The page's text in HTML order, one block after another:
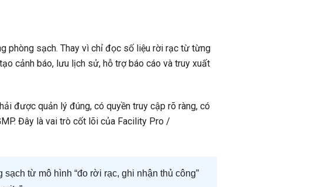
phòng sạch. Thay vì chỉ đọc số liệu rời rạc từ từng
cảnh báo, lưu lịch sử, hỗ trợ báo cáo và truy xuất
được quản lý đúng, có quyền truy cập rõ ràng, có
Đây là vai trò cốt lõi của Facility Pro /
từ mô hình “đo rời rạc, ghi nhận thủ công”